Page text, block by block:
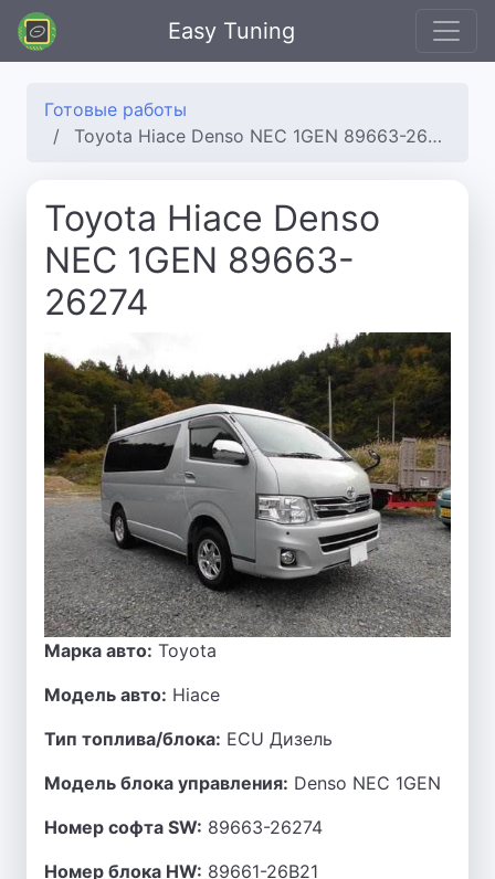
Easy Tuning
Готовые работы
Toyota Hiace Denso NEC 1GEN 89663-26274
Toyota Hiace Denso
NEC 1GEN 89663-
26274
Марка авто: Toyota
Модель авто: Hiace
Тип топлива/блока: ECU Дизель
Модель блока управления: Denso NEC 1GEN
Номер софта SW: 89663-26274
Номер блока HW: 89661-26B21